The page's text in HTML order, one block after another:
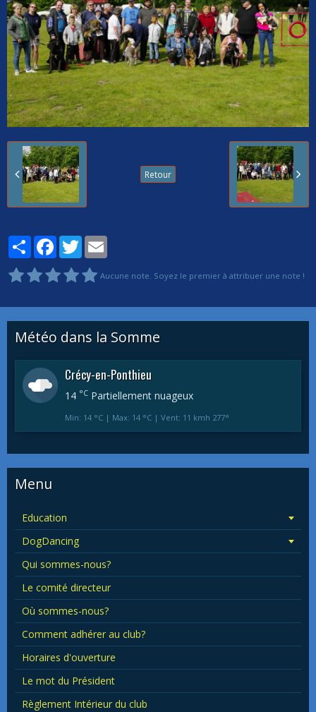
Retour
PartagerFacebook
Twitter
Aucune note. Soyez le premier à attribuer une note !
Météo dans la Somme
Crécy-en-Ponthieu
14 °C Partiellement nuageux
Min: 14 °C | Max: 14 °C | Vent: 11 kmh 277°
Menu
Education
DogDancing
Qui sommes-nous?
Le comité directeur
Où sommes-nous?
Comment adhérer au club?
Horaires d'ouverture
Le mot du Président
Règlement Intérieur du club